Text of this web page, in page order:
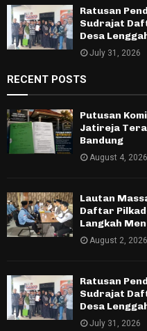
Ratusan
Sudrajat
Desa
July 31, 2026
RECENT POSTS
Putusan
Jatireja
Bandung
August 4, 2026
Lautan
Daftar
Langkah
August 2, 2026
Ratusan
Sudrajat
Desa
July 31, 2026